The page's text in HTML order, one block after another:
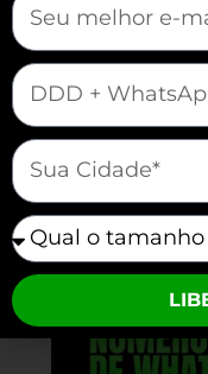
maneira
valor, que deve
Frases curtas
Vamos
mauticform[telefone]
mauticform[cidade]
mauticform[equipe]